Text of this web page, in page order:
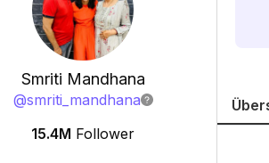
Smriti Mandhana
@smriti_mandhana
15.4M Follower